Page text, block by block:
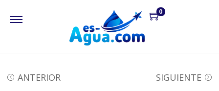
0
ANTERIOR SIGUIENTE